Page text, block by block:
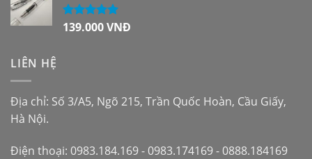
Được xếp
139.000VNĐ
LIÊN HỆ
Địa chỉ: Số 3/A5, Ngõ 215, Trần Quốc Hoàn, Cầu Giấy,
Hà Nội.
Điện thoại: 0983.184.169 - 0983.174169 - 0888.184169